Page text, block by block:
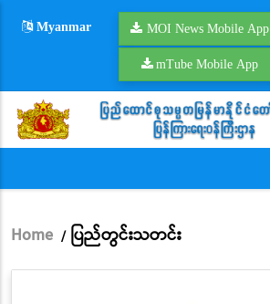
Myanmar MOI News Mobile App
mTube Mobile App
Breadcrumb
Home / ပြည်တွင်းသတင်း